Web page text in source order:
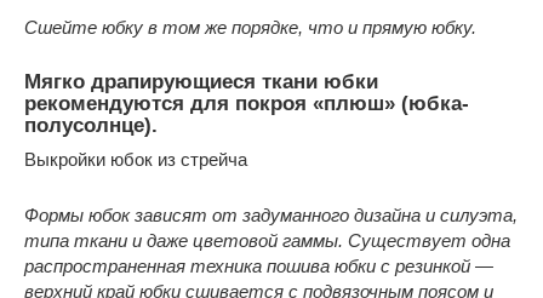
Сшейте юбку в том же порядке, что и прямую юбку.
Мягко драпирующиеся ткани юбки
рекомендуются для покроя «плюш» (юбка-
полусолнце).
Выкройки юбок из стрейча
Формы юбок зависят от задуманного дизайна и силуэта,
типа ткани и даже цветовой гаммы. Существует одна
распространенная техника пошива юбки с резинкой —
верхний край юбки сшивается с подвязочным поясом и